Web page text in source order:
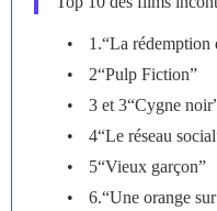
1.“La rédemption
2“Pulp Fiction”
3 et 3“Cygne
4“Le réseau
5“Vieux garçon”
6.“Une orange